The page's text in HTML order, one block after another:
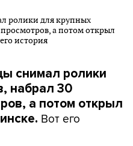
снимал ролики
набрал 30
а потом открыл
Вот его